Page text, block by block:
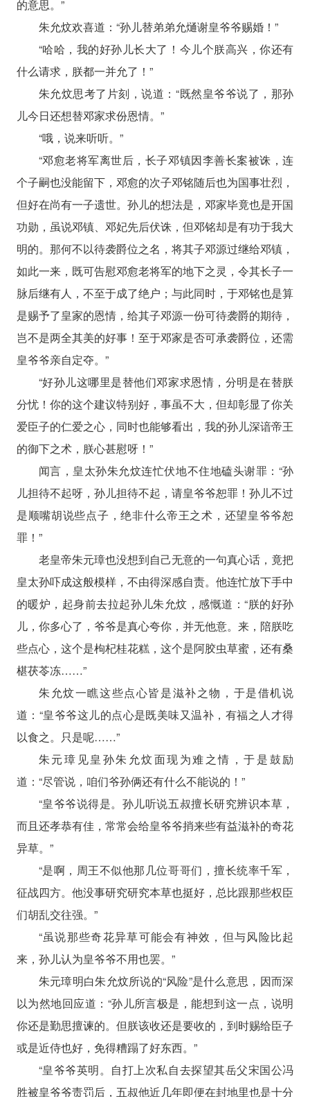
的意思。”
朱允炆欢喜道：“孙儿替弟弟允熥谢皇爷爷赐婚！”
“哈哈，我的好孙儿长大了！今儿个朕高兴，你还有
什么请求，朕都一并允了！”
朱允炆思考了片刻，说道：“既然皇爷爷说了，那孙
儿今日还想替邓家求份恩情。”
“哦，说来听听。”
“邓愈老将军离世后，长子邓镇因李善长案被诛，连
个子嗣也没能留下，邓愈的次子邓铭随后也为国事壮烈，
但好在尚有一子遗世。孙儿的想法是，邓家毕竟也是开国
功勋，虽说邓镇、邓妃先后伏诛，但邓铭却是有功于我大
明的。那何不以待袭爵位之名，将其子邓源过继给邓镇，
如此一来，既可告慰邓愈老将军的地下之灵，令其长子一
脉后继有人，不至于成了绝户；与此同时，于邓铭也是算
是赐予了皇家的恩情，给其子邓源一份可待袭爵的期待，
岂不是两全其美的好事！至于邓家是否可承袭爵位，还需
皇爷爷亲自定夺。”
“好孙儿这哪里是替他们邓家求恩情，分明是在替朕
分忧！你的这个建议特别好，事虽不大，但却彰显了你关
爱臣子的仁爱之心，同时也能够看出，我的孙儿深谙帝王
的御下之术，朕心甚慰呀！”
闻言，皇太孙朱允炆连忙伏地不住地磕头谢罪：“孙
儿担待不起呀，孙儿担待不起，请皇爷爷恕罪！孙儿不过
是顺嘴胡说些点子，绝非什么帝王之术，还望皇爷爷恕
罪！”
老皇帝朱元璋也没想到自己无意的一句真心话，竟把
皇太孙吓成这般模样，不由得深感自责。他连忙放下手中
的暖炉，起身前去拉起孙儿朱允炆，感慨道：“朕的好孙
儿，你多心了，爷爷是真心夸你，并无他意。来，陪朕吃
些点心，这个是枸杞桂花糕，这个是阿胶虫草蜜，还有桑
椹茯苓冻……”
朱允炆一瞧这些点心皆是滋补之物，于是借机说
道：“皇爷爷这儿的点心是既美味又温补，有福之人才得
以食之。只是呢……”
朱元璋见皇孙朱允炆面现为难之情，于是鼓励
道：“尽管说，咱们爷孙俩还有什么不能说的！”
“皇爷爷说得是。孙儿听说五叔擅长研究辨识本草，
而且还孝恭有佳，常常会给皇爷爷捎来些有益滋补的奇花
异草。”
“是啊，周王不似他那几位哥哥们，擅长统率千军，
征战四方。他没事研究研究本草也挺好，总比跟那些权臣
们胡乱交往强。”
“虽说那些奇花异草可能会有神效，但与风险比起
来，孙儿认为皇爷爷不用也罢。”
朱元璋明白朱允炆所说的“风险”是什么意思，因而深
以为然地回应道：“孙儿所言极是，能想到这一点，说明
你还是勤思擅谏的。但朕该收还是要收的，到时赐给臣子
或是近侍也好，免得糟蹋了好东西。”
“皇爷爷英明。自打上次私自去探望其岳父宋国公冯
胜被皇爷爷责罚后，五叔他近几年即便在封地里也是十分